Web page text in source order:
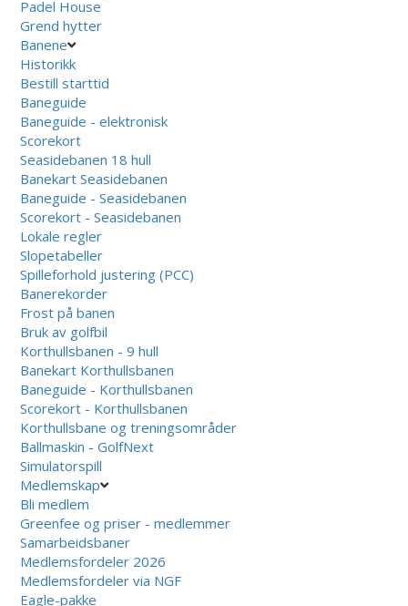
Padel House
Grend hytter
Banene
Historikk
Bestill starttid
Baneguide
Baneguide - elektronisk
Scorekort
Seasidebanen 18 hull
Banekart Seasidebanen
Baneguide - Seasidebanen
Scorekort - Seasidebanen
Lokale regler
Slopetabeller
Spilleforhold justering (PCC)
Banerekorder
Frost på banen
Bruk av golfbil
Korthullsbanen - 9 hull
Banekart Korthullsbanen
Baneguide - Korthullsbanen
Scorekort - Korthullsbanen
Korthullsbane og treningsområder
Ballmaskin - GolfNext
Simulatorspill
Medlemskap
Bli medlem
Greenfee og priser - medlemmer
Samarbeidsbaner
Medlemsfordeler 2026
Medlemsfordeler via NGF
Eagle-pakke